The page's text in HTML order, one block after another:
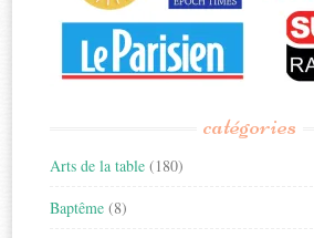
catégories
Arts de la table (180)
Baptême (8)